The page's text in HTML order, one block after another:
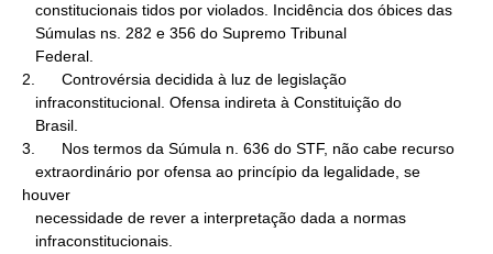
2.      Controvérsia decidida à luz de legislação
3.      Nos termos da Súmula n. 636 do STF, não cabe recurso
houver